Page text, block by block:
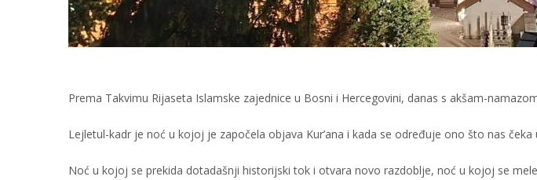
Prema Takvimu Rijaseta Islamske zajednice u Bosni i Hercegovini, danas s akšam-
Lejletul-kadr je noć u kojoj je započela objava Kur’ana i kada se određuje ono što nas čeka
Noć u kojoj se prekida dotadašnji historijski tok i otvara novo razdoblje, noć u kojoj se